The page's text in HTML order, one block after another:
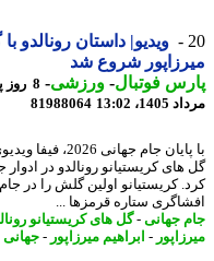
ویدیو| داستان رونالدو با گل
شروع شد
فوتبال-ورزشی-
13:02
81988064
با پایان جام جهانی 2026، فیفا
کریستیانو رونالدو در ادوار جام
ستاره قرمزها ...
جهانی-گل های کریستیانو رونالدو-
-ابراهیم میرزاپور -جهانی